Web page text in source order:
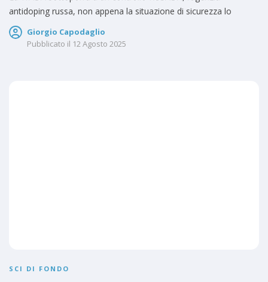
antidoping russa, non appena la situazione di sicurezza lo
Giorgio Capodaglio
Pubblicato il 12 Agosto 2025
SCI DI FONDO